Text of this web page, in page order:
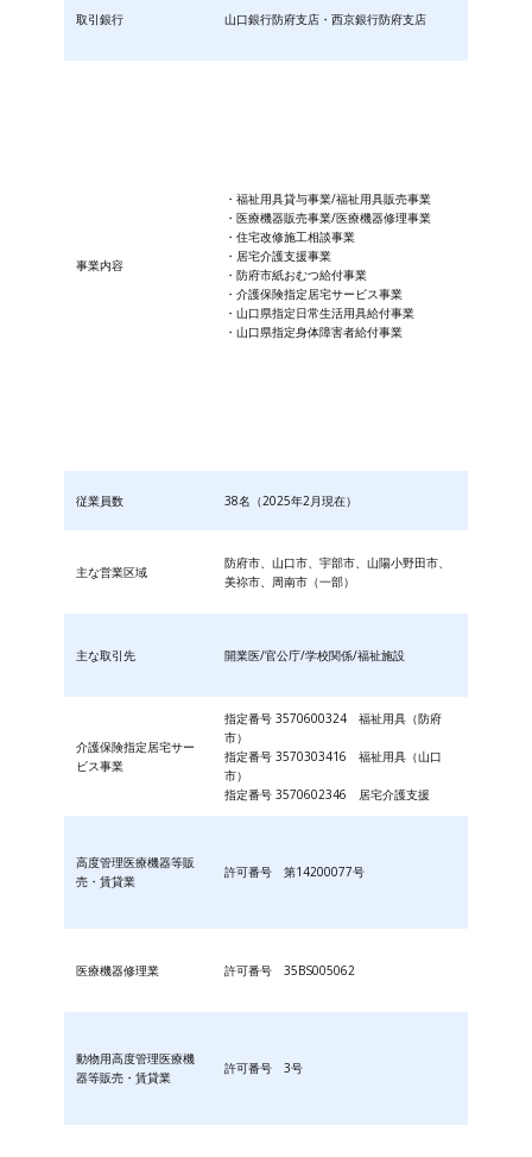
取引銀行 山口銀行防府支店・西京銀行防府支店
事業内容
・福祉用具貸与事業/福祉用具販売事業
・医療機器販売事業/医療機器修理事業
・住宅改修施工相談事業
・居宅介護支援事業
・防府市紙おむつ給付事業
・​介護保険指定居宅サービス事業
・山口県指定日常生活用具給付事業
・山口県指定身体障害者給付事業
従業員数 38名（2025年2月現在）
主な営業区域
防府市、山口市、宇部市、山陽小野田市、
美祢市、周南市（一部）
主な取引先 開業医/官公庁/学校関係/福祉施設
介護保険指定居宅サー
ビス事業
指定番号 3570600324 福祉用具（防府
市）
指定番号 3570303416 福祉用具（山口
市）
指定番号 3570602346 居宅介護支援
高度管理医療機器等販
売・賃貸業
許可番号 第14200077号
医療機器修理業 許可番号 35BS005062
動物用高度管理医療機
器等販売・賃貸業
許可番号 3号